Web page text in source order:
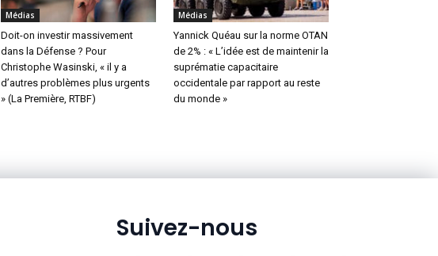
Médias
Doit-on investir massivement
dans la Défense ? Pour
Christophe Wasinski, « il y a
d’autres problèmes plus urgents
» (La Première, RTBF)
Médias
Yannick Quéau sur la norme OTAN
de 2% : « L’idée est de maintenir la
suprématie capacitaire
occidentale par rapport au reste
du monde »
Suivez-nous